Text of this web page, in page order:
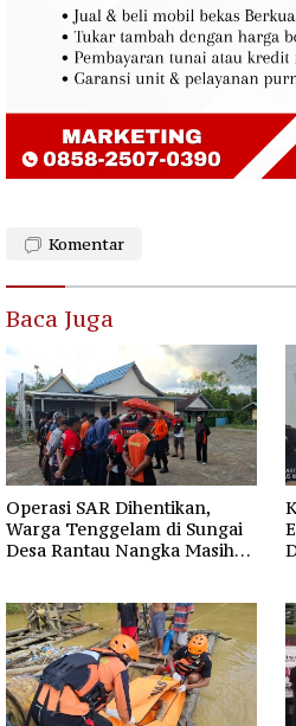
Komentar
Baca Juga
Operasi SAR Dihentikan,
Warga Tenggelam di Sungai
Desa Rantau Nangka Masih